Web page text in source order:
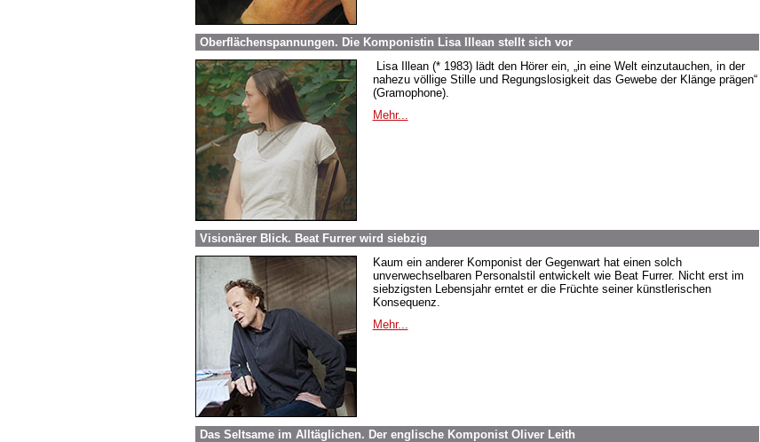
Oberflächenspannungen. Die Komponistin Lisa Illean stellt sich vor
Lisa Illean (* 1983) lädt den Hörer ein, „in eine Welt einzutauchen, in der
nahezu völlige Stille und Regungslosigkeit das Gewebe der Klänge prägen“
(Gramophone).
Mehr...
Visionärer Blick. Beat Furrer wird siebzig
Kaum ein anderer Komponist der Gegenwart hat einen solch
unverwechselbaren Personalstil entwickelt wie Beat Furrer. Nicht erst im
siebzigsten Lebensjahr erntet er die Früchte seiner künstlerischen
Konsequenz.
Mehr...
Das Seltsame im Alltäglichen. Der englische Komponist Oliver Leith